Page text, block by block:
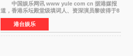
中国娱乐网讯 www yule com cn 据港媒报
道，香港乐坛殿堂级填词人、资深演员黎彼得于8
月5日上午因病离世，终年76岁。好友钟志光透
露，黎彼得今年3月中风后便卧床休养，身体机能
持续衰退，最
港台娱乐